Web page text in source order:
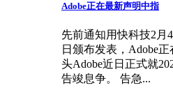
Adobe正在最新声明中指
先前通知用快科技2月
日颁布发表，Adobe
头Adobe近日正式就
告竣息争。 告急...